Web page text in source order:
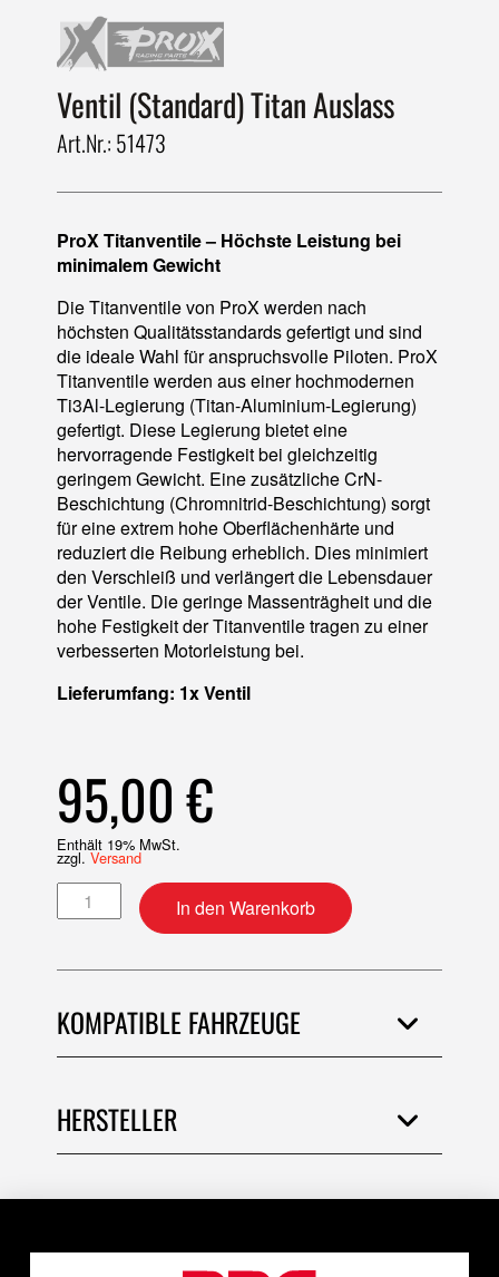
Ventil (Standard) Titan Auslass
Art.Nr.: 51473
ProX Titanventile – Höchste Leistung bei
minimalem Gewicht
Die Titanventile von ProX werden nach
höchsten Qualitätsstandards gefertigt und sind
die ideale Wahl für anspruchsvolle Piloten. ProX
Titanventile werden aus einer hochmodernen
Ti3Al-Legierung (Titan-Aluminium-Legierung)
gefertigt. Diese Legierung bietet eine
hervorragende Festigkeit bei gleichzeitig
geringem Gewicht. Eine zusätzliche CrN-
Beschichtung (Chromnitrid-Beschichtung) sorgt
für eine extrem hohe Oberflächenhärte und
reduziert die Reibung erheblich. Dies minimiert
den Verschleiß und verlängert die Lebensdauer
der Ventile. Die geringe Massenträgheit und die
hohe Festigkeit der Titanventile tragen zu einer
verbesserten Motorleistung bei.
Lieferumfang: 1x Ventil
95,00€
Enthält 19% MwSt.
zzgl.Versand
Ventil (Standard) Titan Auslass Menge
In den Warenkorb
KOMPATIBLE FAHRZEUGE
HERSTELLER